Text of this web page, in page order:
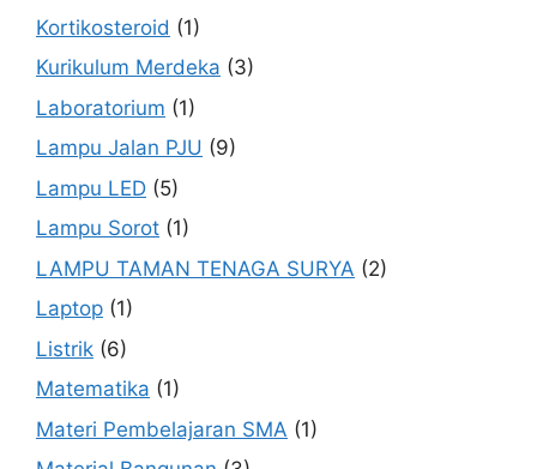
Kortikosteroid (1)
Kurikulum Merdeka (3)
Laboratorium (1)
Lampu Jalan PJU (9)
Lampu LED (5)
Lampu Sorot (1)
LAMPU TAMAN TENAGA SURYA (2)
Laptop (1)
Listrik (6)
Matematika (1)
Materi Pembelajaran SMA (1)